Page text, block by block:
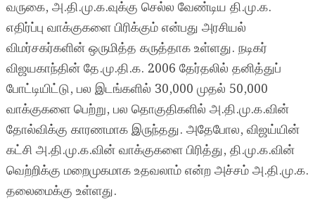
வருகை, அ.தி.மு.க.வுக்கு செல்ல வேண்டிய தி.மு.க.
எதிர்ப்பு வாக்குகளை பிரிக்கும் என்பது அரசியல்
விமர்சகர்களின் ஒருமித்த கருத்தாக உள்ளது. நடிகர்
விஜயகாந்தின் தே.மு.தி.க. 2006 தேர்தலில் தனித்துப்
போட்டியிட்டு, பல இடங்களில் 30,000 முதல் 50,000
வாக்குகளை பெற்று, பல தொகுதிகளில் அ.தி.மு.க.வின்
தோல்விக்கு காரணமாக இருந்தது. அதேபோல, விஜய்யின்
கட்சி அ.தி.மு.க.வின் வாக்குகளை பிரித்து, தி.மு.க.வின்
வெற்றிக்கு மறைமுகமாக உதவலாம் என்ற அச்சம் அ.தி.மு.க.
தலைமைக்கு உள்ளது.